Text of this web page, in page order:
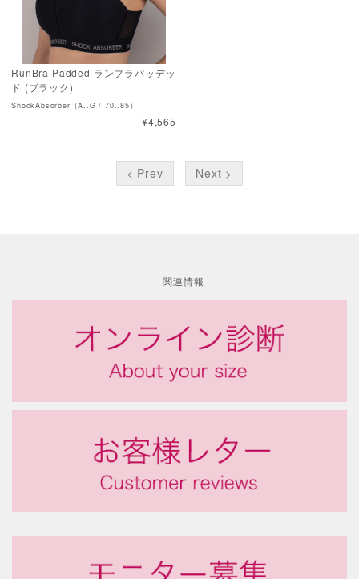
RunBra Padded ランブラパッデッ
ド (ブラック)
ShockAbsorber（A..G / 70..85）
¥4,565
< Prev Next >
関連情報